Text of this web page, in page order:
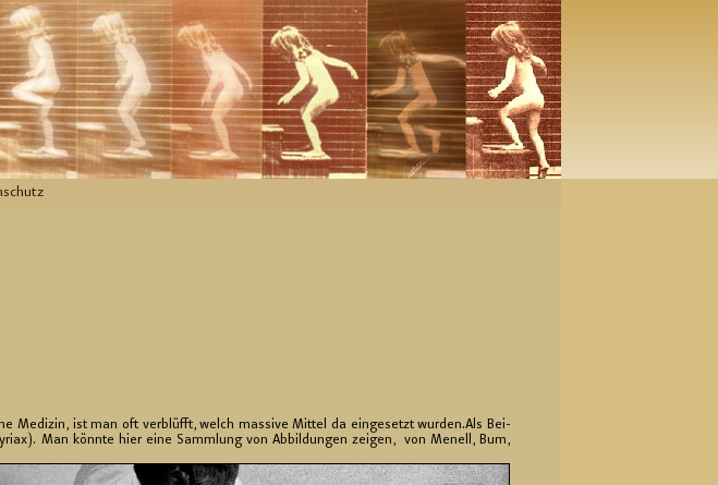
Me­di­zin, ist man oft ver­blüfft, welch mas­si­ve Mit­tel da ein­ge­setzt wur­den.Als Bei­
Man könn­te hier eine Samm­lung von Ab­bil­dun­gen zei­gen, von Men­ell, Bum,